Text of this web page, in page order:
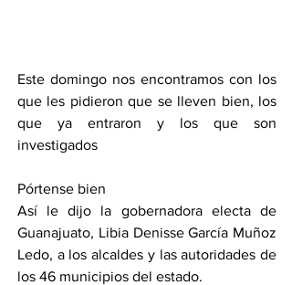
Este domingo nos encontramos con los
que les pidieron que se lleven bien, los
que ya entraron y los que son
investigados
Pórtense bien
Así le dijo la gobernadora electa de
Guanajuato, Libia Denisse García Muñoz
Ledo, a los alcaldes y las autoridades de
los 46 municipios del estado.